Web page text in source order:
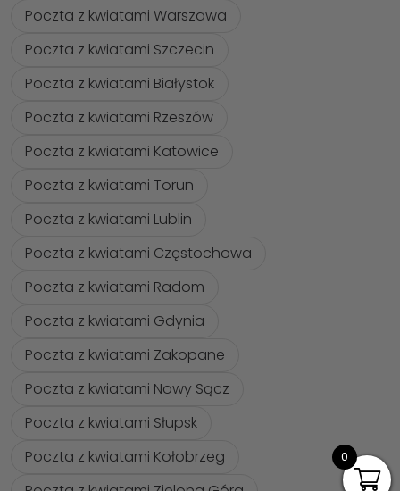
Poczta z kwiatami Warszawa
Poczta z kwiatami Szczecin
Poczta z kwiatami Białystok
Poczta z kwiatami Rzeszów
Poczta z kwiatami Katowice
Poczta z kwiatami Torun
Poczta z kwiatami Lublin
Poczta z kwiatami Częstochowa
Poczta z kwiatami Radom
Poczta z kwiatami Gdynia
Poczta z kwiatami Zakopane
Poczta z kwiatami Nowy Sącz
Poczta z kwiatami Słupsk
Poczta z kwiatami Kołobrzeg
0